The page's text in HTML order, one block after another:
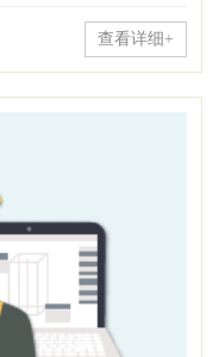
查看详细+